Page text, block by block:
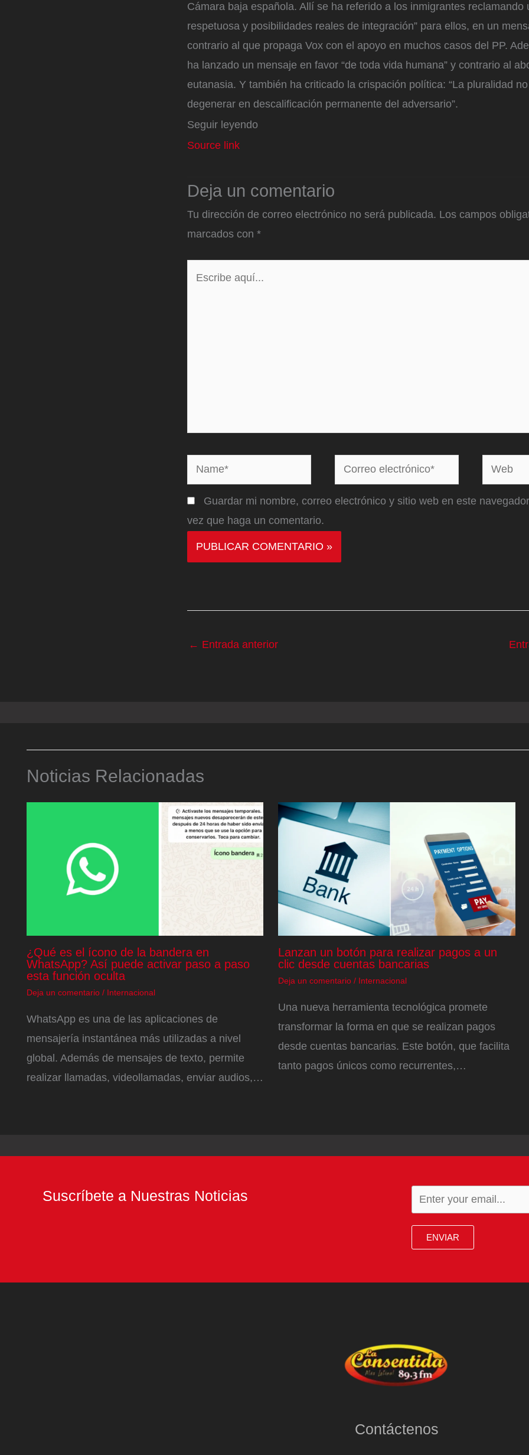
Cámara baja española. Allí se ha referido a los inmigrantes reclamando
respetuosa y posibilidades reales de integración” para ellos, en un
contrario al que propaga Vox con el apoyo en muchos casos del PP.
ha lanzado un mensaje en favor “de toda vida humana” y contrario al
eutanasia. Y también ha criticado la crispación política: “La pluralidad
degenerar en descalificación permanente del adversario”.
Seguir leyendo
Source link
Deja un comentario
Tu dirección de correo electrónico no será publicada. Los campos
marcados con *
Name*
Correo
electrónico*
Web
Guardar mi nombre, correo electrónico y sitio web en este
vez que haga un comentario.
← Entrada anterior
Noticias Relacionadas
¿Qué es el ícono de la bandera en
WhatsApp? Así puede activar paso a paso
esta función oculta
Deja un comentario / Internacional
WhatsApp es una de las aplicaciones de
mensajería instantánea más utilizadas a nivel
global. Además de mensajes de texto, permite
realizar llamadas, videollamadas, enviar audios,…
Lanzan un botón para realizar pagos a un
clic desde cuentas bancarias
Deja un comentario / Internacional
Una nueva herramienta tecnológica promete
transformar la forma en que se realizan pagos
desde cuentas bancarias. Este botón, que facilita
tanto pagos únicos como recurrentes,…
Suscríbete a Nuestras Noticias
ENVIAR
Contáctenos